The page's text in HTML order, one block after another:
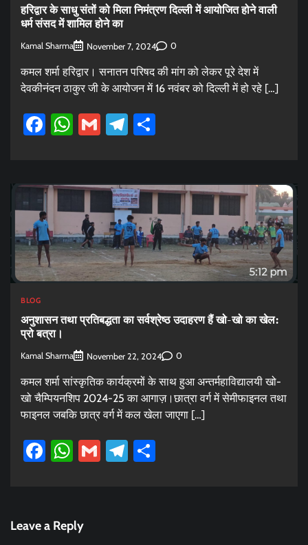
हरिद्वार के साधु संतों को मिला निमंत्रण दिल्ली में आयोजित होने वाली
धर्म संसद में शामिल होने का
Kamal Sharma November 7, 2024 0
कमल शर्मा हरिद्वार। सनातन परिषद की मांग को लेकर पूरे देश में
देवकीनंदन ठाकुर जी के आयोजन में 16 नवंबर को दिल्ली में हो रहे […]
Facebook
WhatsApp
GmailTelegram
BLOG
अनुशासन तथा प्रतिबद्धता का सर्वश्रेष्ठ उदाहरण हैं खो-खो का खेल:
प्रो बत्रा।
Kamal Sharma November 22, 2024 0
कमल शर्मा सांस्कृतिक कार्यक्रमों के साथ हुआ अन्तर्महाविद्यालयी खो-
खो चैम्पियनशिप 2024-25 का आगाज़।छात्रा वर्ग में सेमीफाइनल तथा
फाइनल जबकि छात्र वर्ग में कल खेला जाएगा […]
Facebook
WhatsApp
GmailTelegram
Leave a Reply